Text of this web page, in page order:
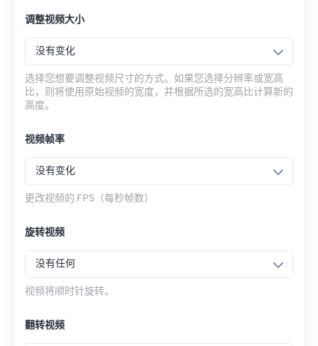
调整视频大小
没有变化
选择您想要调整视频尺寸的方式。如果您选择分辨率或宽高
比，则将使用原始视频的宽度，并根据所选的宽高比计算新的
高度。
视频帧率
没有变化
更改视频的 FPS（每秒帧数）
旋转视频
没有任何
视频将顺时针旋转。
翻转视频